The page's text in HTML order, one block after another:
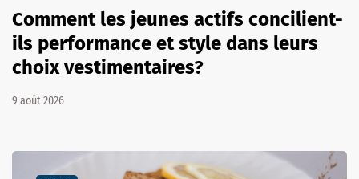
Comment les jeunes actifs concilient-
ils performance et style dans leurs
choix vestimentaires?
9 août 2026